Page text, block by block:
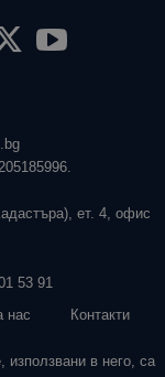
ет. 4, офис
53 91
нас Контакти
използвани в него, са